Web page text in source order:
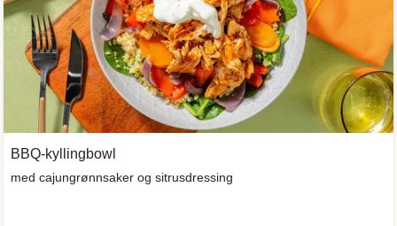
BBQ-kyllingbowl
med cajungrønnsaker og sitrusdressing